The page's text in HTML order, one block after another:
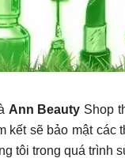
Ann Beauty Shop
kết sẽ bảo mật các
tôi trong quá